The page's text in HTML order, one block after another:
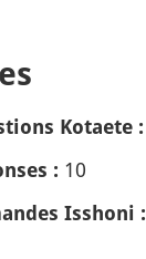
Kotaete :
: 10
Isshoni :